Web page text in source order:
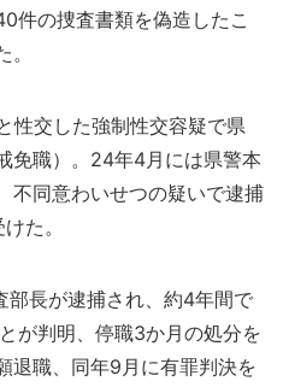
件の捜査書類を偽造したこ
性交した強制性交容疑で県
免職）。24年4月には県警本
不同意わいせつの疑いで逮捕
た。
長が逮捕され、約4年間で
が判明、停職3か月の処分を
退職、同年9月に有罪判決を